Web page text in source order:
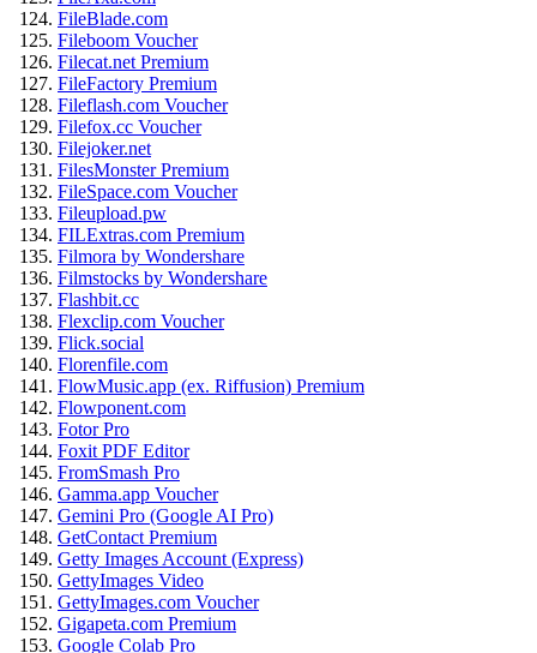
FileBlade.com
Fileboom Voucher
Filecat.net Premium
FileFactory Premium
Fileflash.com Voucher
Filefox.cc Voucher
Filejoker.net
FilesMonster Premium
FileSpace.com Voucher
Fileupload.pw
FILExtras.com Premium
Filmora by Wondershare
Filmstocks by Wondershare
Flashbit.cc
Flexclip.com Voucher
Flick.social
Florenfile.com
FlowMusic.app (ex. Riffusion) Premium
Flowponent.com
Fotor Pro
Foxit PDF Editor
FromSmash Pro
Gamma.app Voucher
Gemini Pro (Google AI Pro)
GetContact Premium
Getty Images Account (Express)
GettyImages Video
GettyImages.com Voucher
Gigapeta.com Premium
Google Colab Pro